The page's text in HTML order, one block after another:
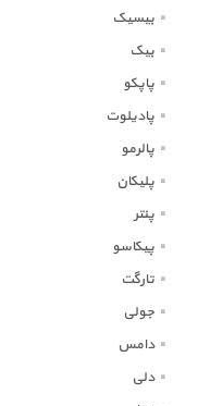
بیسیک
بیک
پاپکو
پادیلوت
پالرمو
پلیکان
پنتر
پیکاسو
تارگت
جولی
دامس
دلی